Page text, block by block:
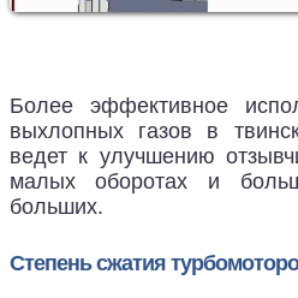
Более эффективное
выхлопных газов в
ведет к улучшению
малых оборотах и
больших.
Степень сжатия